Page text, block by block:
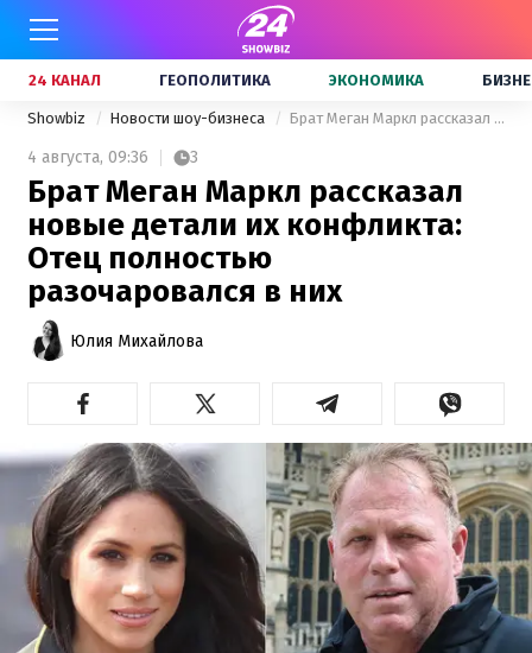
24 КАНАЛ ГЕОПОЛИТИКА ЭКОНОМИКА
Showbiz Новости шоу-бизнеса Брат Меган Маркл рассказал новые детали их конфликта: Отец полностью разочаровался в них
4 августа, 09:36 3
Брат Меган Маркл рассказал
новые детали их конфликта:
Отец полностью
разочаровался в них
Юлия Михайлова